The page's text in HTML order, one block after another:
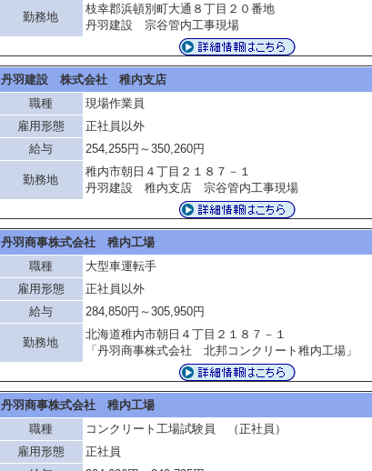
勤務地
枝幸郡浜頓別町大通８丁目２０番地
丹羽建設 宗谷管内工事現場
丹羽建設 株式会社 稚内支店
職種
現場作業員
雇用形態
正社員以外
給与
254,255円～350,260円
勤務地
稚内市朝日４丁目２１８７－１
丹羽建設 稚内支店 宗谷管内工事現場
丹羽商事株式会社 稚内工場
職種
大型車運転手
雇用形態
正社員以外
給与
284,850円～305,950円
勤務地
北海道稚内市朝日４丁目２１８７－１
「丹羽商事株式会社 北邦コンクリート稚内工場」
丹羽商事株式会社 稚内工場
職種
コンクリート工場試験員 （正社員）
雇用形態
正社員